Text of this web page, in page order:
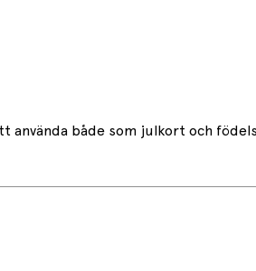
använda både som julkort och